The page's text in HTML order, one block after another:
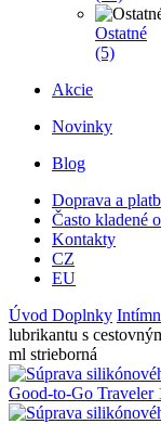
Ostatné
(5)
Akcie
Novinky
Blog
Doprava a
Často kladené
Kontakty
CZ
EU
Úvod Doplnky
lubrikantu s
ml strieborná